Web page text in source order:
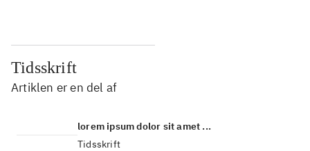
Tidsskrift
Artiklen er en del af
lorem ipsum dolor sit amet ...
Tidsskrift